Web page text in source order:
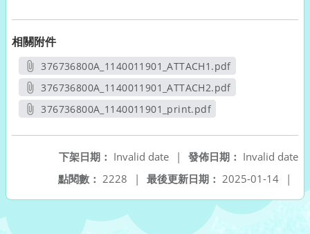
相關附件
376736800A_1140011901_ATTACH1.pdf
另開新視窗
376736800A_1140011901_ATTACH2.pdf
另開新視窗
376736800A_1140011901_print.pdf
發佈日期： Invalid date
下架日期： Invalid date
|
最後更新日期： 2025-01-14 |
點閱數： 2228 |